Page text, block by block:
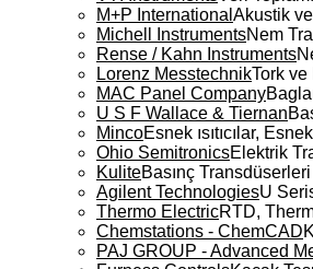
M+P International Akustik
Michell InstrumentsNem
Rense / Kahn Instruments
Lorenz MesstechnikTork ve
MAC Panel Company
U S F Wallace & Tiernan
MincoEsnek ısıtıcılar,
Ohio SemitronicsElektrik
KuliteBasınç
Agilent TechnologiesU
Thermo ElectricRTD,
Chemstations - ChemCAD
PAJ GROUP - Advanced